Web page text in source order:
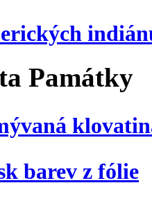
Památky
barev z fólie